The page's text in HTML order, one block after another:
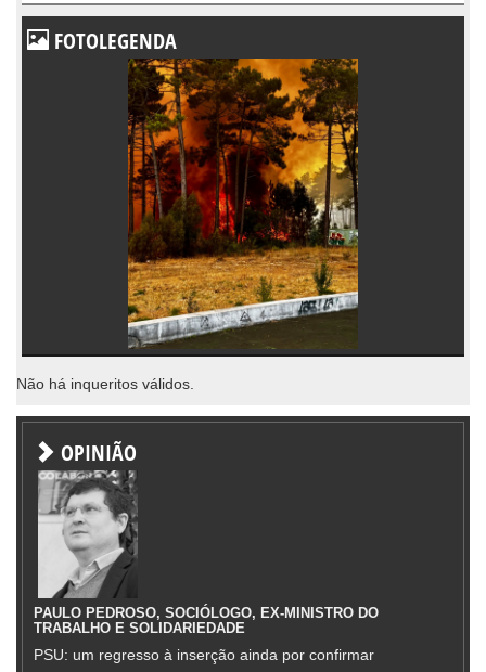
FOTOLEGENDA
Não há inqueritos válidos.
OPINIÃO
PAULO PEDROSO, SOCIÓLOGO, EX-MINISTRO DO
TRABALHO E SOLIDARIEDADE
PSU: um regresso à inserção ainda por confirmar